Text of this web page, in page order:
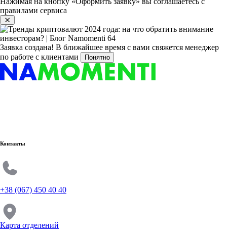
правилами сервиса
Заявка создана! В ближайшее время с вами свяжется менеджер
по работе с клиентами
Понятно
Контакты
+38 (067) 450 40 40
Карта отделений